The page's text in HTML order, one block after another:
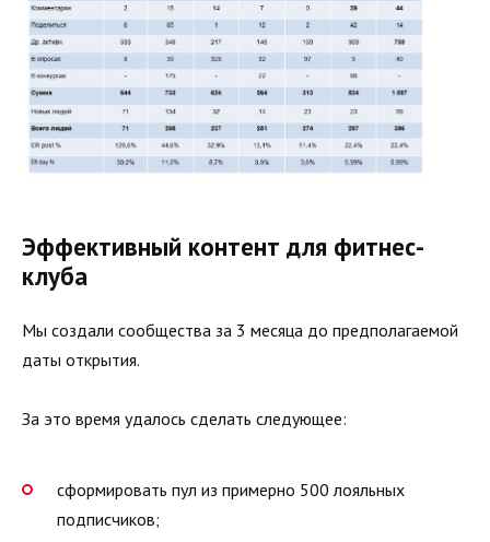
Эффективный контент для фитнес-
клуба
Мы создали сообщества за 3 месяца до предполагаемой
даты открытия.
За это время удалось сделать следующее:
сформировать пул из примерно 500 лояльных
подписчиков;